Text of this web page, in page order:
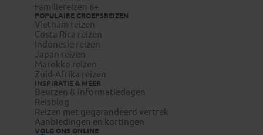
legalisatie.nl/koningaap-be
Aanvullende informatie is ook terug te vinden onder het
tabblad ‘Meer reisinfo’ bij iedere reis.
Reizigers die niet beschikken over de Nederlandse of
Belgische nationaliteit, dienen zelf contact op te nemen
met de betreffende ambassade(s) en hun eventuele visum
te regelen.
Familiereizen 6+
POPULAIRE GROEPSREIZEN
Vietnam reizen
Costa Rica reizen
Indonesie reizen
Japan reizen
Marokko reizen
Zuid-Afrika reizen
INSPIRATIE & MEER
Beurzen & informatiedagen
Reisblog
Reizen met gegarandeerd vertrek
Aanbiedingen en kortingen
VOLG ONS ONLINE